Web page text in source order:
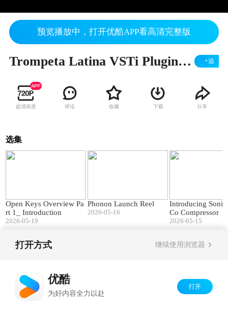
预览播放中，打开优酷APP看高清完整版
Trompeta Latina VSTi Plugin DEMO +追
超清画质 评论 收藏 下载 分享
选集
Open Keys Overview Pa
rt 1_ Introduction
2026-05-19
Phonon Launch Reel
2026-05-16
Introducing
Co Compressor
2026-05-15
打开方式 继续使用浏览器
优酷
为好内容全力以赴
打开